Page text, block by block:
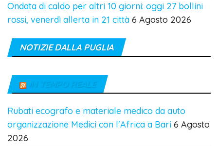
Ondata di caldo per altri 10 giorni: oggi 27 bollini
rossi, venerdì allerta in 21 città 6 Agosto 2026
NOTIZIE DALLA PUGLIA
IN TEMPO REALE
Rubati ecografo e materiale medico da auto
organizzazione Medici con l'Africa a Bari 6 Agosto
2026